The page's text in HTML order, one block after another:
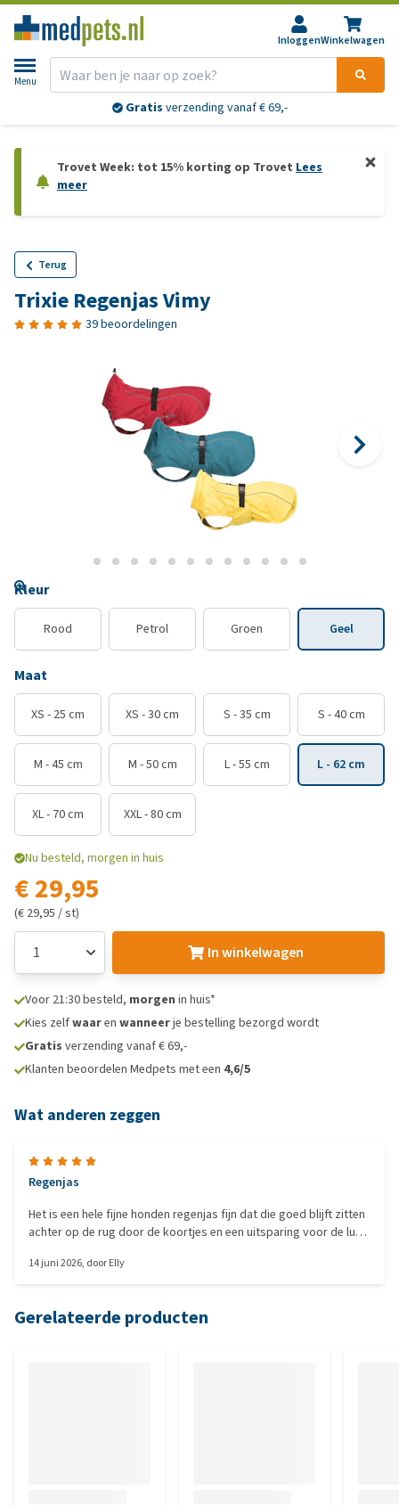
InloggenWinkelwagen
Menu
Gratis verzending vanaf € 69,-
Trovet Week: tot 15% korting op Trovet Lees
meer
Terug
Trixie Regenjas Vimy
39 beoordelingen
Kleur
Rood Petrol Groen Geel
Maat
XS - 25 cm XS - 30 cm S - 35 cm S - 40 cm
M - 45 cm M - 50 cm L - 55 cm L - 62 cm
XL - 70 cm XXL - 80 cm
Nu besteld, morgen in huis
€ 29,95
(€ 29,95 / st)
In winkelwagen
Voor 21:30 besteld, morgen in huis*
Kies zelfwaaren wanneerje bestelling bezorgd wordt
Gratis verzending vanaf € 69,-
Klanten beoordelen Medpets met een 4,6/5
Wat anderen zeggen
Regenjas
Het is een hele fijne honden regenjas fijn dat die goed blijft zitten
achter op de rug door de koortjes en een uitsparing voor de lus
ook overeen.
14 juni 2026, doorElly
Gerelateerde producten